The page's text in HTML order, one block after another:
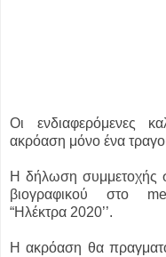
Οι ενδιαφερόμενες
ακρόαση μόνο ένα
Η δήλωση συμμετοχής
βιογραφικού στο
“Ηλέκτρα 2020’’.
Η ακρόαση θα